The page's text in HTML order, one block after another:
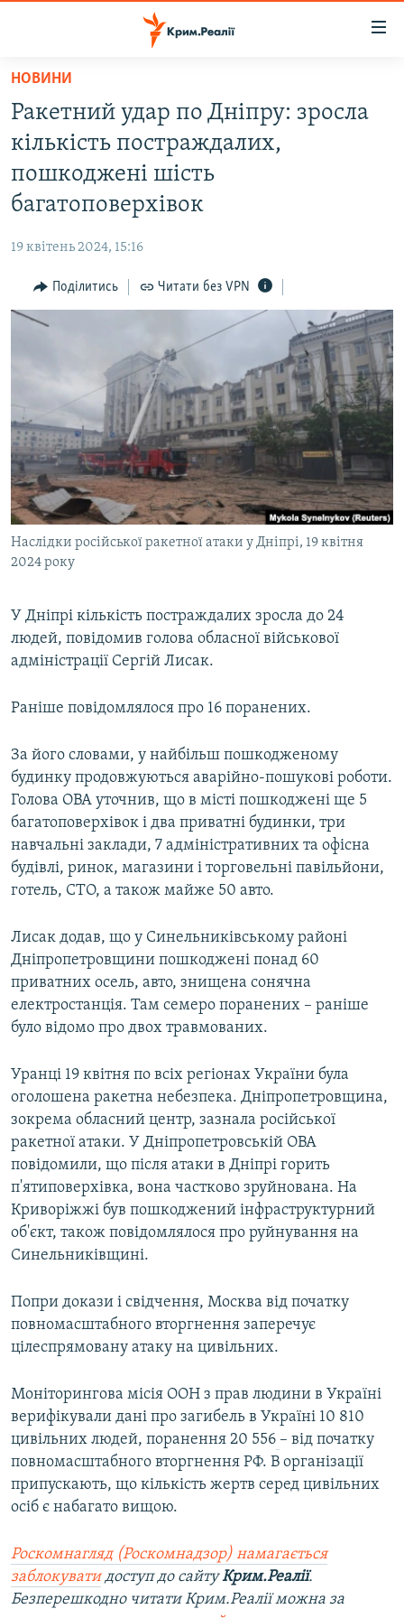
Перейти
основного
матеріалу
до
основної
Перейти
пошуку
ПОЛІТИКА
ІНТЕРВ'Ю
ВСЕ ЗА ДЕНЬ
ВІДЕОУРОКИ «ELIFBE»
СВІДЧЕННЯ ОКУПАЦІЇ
УКРАЇНСЬКА ПРОБЛЕМА КРИМУ
ІНФОГРАФІКА
ЯК ОБІЙТИ БЛОКУВАННЯ
Русский
Qırımtatar
ДОЛУЧАЙСЯ!
НОВИНИ
Ракетний удар по Дніпру: зросла
кількість постраждалих,
пошкоджені шість
багатоповерхівок
19 квітень 2024, 15:16
Поділитись Читати без VPN
Наслідки російської ракетної атаки у Дніпрі, 19 квітня
2024 року
У Дніпрі кількість постраждалих зросла до 24
людей, повідомив голова обласної військової
адміністрації Сергій Лисак.
Раніше повідомлялося про 16 поранених.
За його словами, у найбільш пошкодженому
будинку продовжуються аварійно-пошукові роботи.
Голова ОВА уточнив, що в місті пошкоджені ще 5
багатоповерхівок і два приватні будинки, три
навчальні заклади, 7 адміністративних та офісна
будівлі, ринок, магазини і торговельні павільйони,
готель, СТО, а також майже 50 авто.
Лисак додав, що у Синельниківському районі
Дніпропетровщини пошкоджені понад 60
приватних осель, авто, знищена сонячна
електростанція. Там семеро поранених – раніше
було відомо про двох травмованих.
Уранці 19 квітня по всіх регіонах України була
оголошена ракетна небезпека. Дніпропетровщина,
зокрема обласний центр, зазнала російської
ракетної атаки. У Дніпропетровській ОВА
повідомили, що після атаки в Дніпрі горить
п'ятиповерхівка, вона частково зруйнована. На
Криворіжжі був пошкоджений інфраструктурний
об'єкт, також повідомлялося про руйнування на
Синельниківщині.
Попри докази і свідчення, Москва від початку
повномасштабного вторгнення заперечує
цілеспрямовану атаку на цивільних.
Моніторингова місія ООН з прав людини в Україні
верифікували дані про загибель в Україні 10 810
цивільних людей, поранення 20 556 – від початку
повномасштабного вторгнення РФ. В організації
припускають, що кількість жертв серед цивільних
осіб є набагато вищою.
Роскомнагляд (Роскомнадзор) намагається
заблокуватидоступ до сайтуКрим.Реалії.
Безперешкодно читати Крим.Реалії можна за